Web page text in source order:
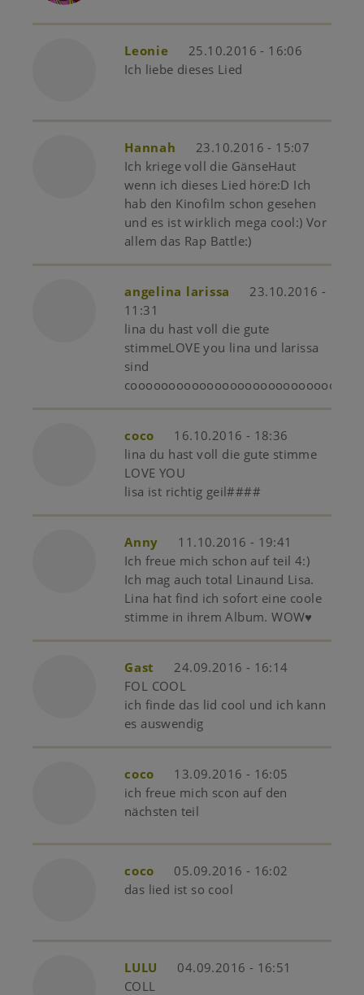
Leonie
25.10.2016 - 16:06
Ich liebe dieses Lied
Hannah
23.10.2016 - 15:07
Ich kriege voll die GänseHaut
wenn ich dieses Lied höre:D Ich
hab den Kinofilm schon gesehen
und es ist wirklich mega cool:) Vor
allem das Rap Battle:)
angelina larissa
23.10.2016 -
11:31
lina du hast voll die gute
stimmeLOVE you lina und larissa
sind
coco
16.10.2016 - 18:36
lina du hast voll die gute stimme
LOVE YOU
lisa ist richtig geil####
Anny
11.10.2016 - 19:41
Ich freue mich schon auf teil 4:)
Ich mag auch total Linaund Lisa.
Lina hat find ich sofort eine coole
stimme in ihrem Album. WOW♥
Gast
24.09.2016 - 16:14
FOL COOL
ich finde das lid cool und ich kann
es auswendig
coco
13.09.2016 - 16:05
ich freue mich scon auf den
nächsten teil
coco
05.09.2016 - 16:02
das lied ist so cool
LULU
04.09.2016 - 16:51
COLL